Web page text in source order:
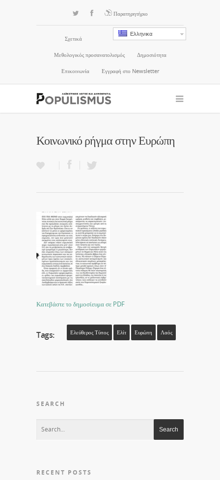
Παρατηρητήριο
Ελληνικα
Σχετικά
Μεθολογικός προσανατολισμός Δημοσιότητα
Επικοινωνία Εγγραφή στο Newsletter
Κοινωνικό ρήγμα στην Ευρώπη
Κατεβάστε το δημοσίευμα σε PDF
Tags: Ελεύθερος Τύπος Ελίτ Ευρώπη Λαός
SEARCH
RECENT POSTS